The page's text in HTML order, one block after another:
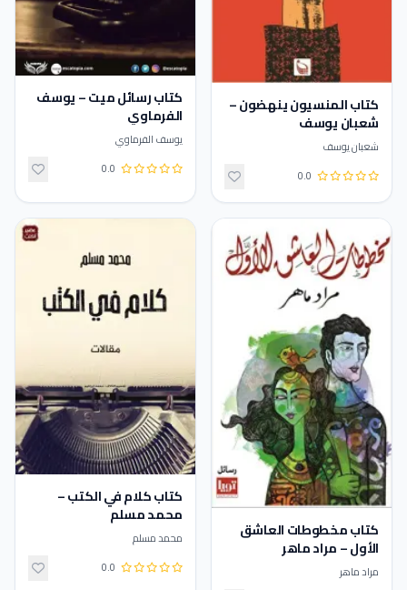
كتاب المنسيون ينهضون –
شعبان يوسف
شعبان يوسف
0.0
كتاب رسائل ميت – يوسف
الفرماوي
يوسف الفرماوي
0.0
كتاب ‫مخطوطات العاشق
الأول – مراد ماهر
مراد ماهر
كتاب كلام في الكتب –
محمد مسلم
محمد مسلم
0.0